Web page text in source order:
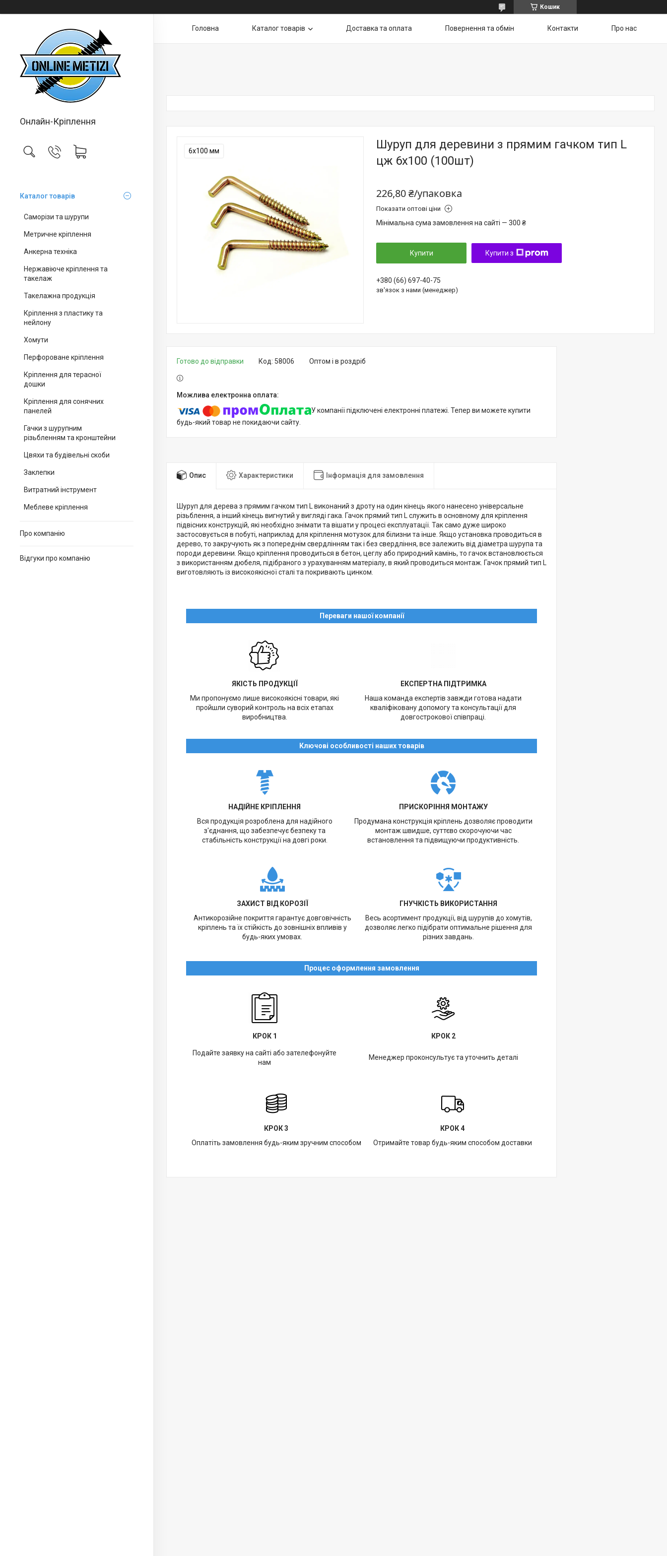
Кошик
Онлайн-Кріплення
Каталог товарів
Саморізи та шурупи
Метричне кріплення
Анкерна техніка
Нержавіюче кріплення та
такелаж
Такелажна продукція
Кріплення з пластику та
нейлону
Хомути
Перфороване кріплення
Кріплення для терасної
дошки
Кріплення для сонячних
панелей
Гачки з шурупним
різьбленням та кронштейни
Цвяхи та будівельні скоби
Заклепки
Витратний інструмент
Меблеве кріплення
Про компанію
Відгуки про компанію
Головна Каталог товарів Доставка та оплата Повернення та обмін Контакти Про нас
6х100 мм
Шуруп для деревини з прямим гачком тип L
цж 6х100 (100шт)
226,80 ₴/упаковка
Показати оптові ціни
Мінімальна сума замовлення на сайті — 300 ₴
Купити Купити з
+380 (66) 697-40-75
зв'язок з нами (менеджер)
Готово до відправки Оптом і в роздріб
Код: 58006
У компанії підключені електронні платежі. Тепер ви можете купити
будь-який товар не покидаючи сайту.
Опис Характеристики Інформація для замовлення
Шуруп для дерева з прямим гачком тип L виконаний з дроту на один кінець якого нанесено універсальне
різьблення, а інший кінець вигнутий у вигляді гака. Гачок прямий тип L служить в основному для кріплення
підвісних конструкцій, які необхідно знімати та вішати у процесі експлуатації. Так само дуже широко
застосовується в побуті, наприклад для кріплення мотузок для білизни та інше. Якщо установка проводиться в
дерево, то закручують як з попереднім свердлінням так і без свердління, все залежить від діаметра шурупа та
породи деревини. Якщо кріплення проводиться в бетон, цеглу або природний камінь, то гачок встановлюється
з використанням дюбеля, підібраного з урахуванням матеріалу, в який проводиться монтаж. Гачок прямий тип L
виготовляють із високоякісної сталі та покривають цинком.
Переваги нашої компанії
ЯКІСТЬ ПРОДУКЦІЇ
ЕКСПЕРТНА ПІДТРИМКА
Ми пропонуємо лише високоякісні товари, які
пройшли суворий контроль на всіх етапах
виробництва.
Наша команда експертів завжди готова надати
кваліфіковану допомогу та консультації для
довгострокової співпраці.
Ключові особливості наших товарів
НАДІЙНЕ КРІПЛЕННЯ
ПРИСКОРІННЯ МОНТАЖУ
Вся продукція розроблена для надійного
з'єднання, що забезпечує безпеку та
стабільність конструкції на довгі роки.
Продумана конструкція кріплень дозволяє проводити
монтаж швидше, суттєво скорочуючи час
встановлення та підвищуючи продуктивність.
ЗАХИСТ ВІД КОРОЗІЇ
ГНУЧКІСТЬ ВИКОРИСТАННЯ
Антикорозійне покриття гарантує довговічність
кріплень та їх стійкість до зовнішніх впливів у
будь-яких умовах.
Весь асортимент продукції, від шурупів до хомутів,
дозволяє легко підібрати оптимальне рішення для
різних завдань.
Процес оформлення замовлення
КРОК 1 КРОК 2
Подайте заявку на сайті або зателефонуйте
нам
Менеджер проконсультує та уточнить деталі
КРОК 3
КРОК 4
Оплатіть замовлення будь-яким зручним способом
Отримайте товар будь-яким способом доставки